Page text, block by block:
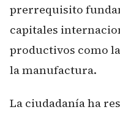
prerrequisito
capitales
productivos como
la manufactura.
La ciudadanía ha